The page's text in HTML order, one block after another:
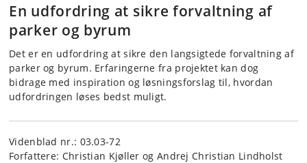
En udfordring at sikre forvaltning af
parker og byrum
Det er en udfordring at sikre den langsigtede forvaltning af
parker og byrum. Erfaringerne fra projektet kan dog
bidrage med inspiration og løsningsforslag til, hvordan
udfordringen løses bedst muligt.
Videnblad nr.: 03.03-72
Forfattere: Christian Kjøller og Andrej Christian Lindholst